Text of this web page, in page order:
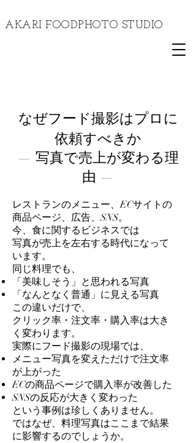
​AKARI FOODPHOTO STUDIO
なぜフード撮影はプロに
依頼すべきか
— 写真で売上が変わる理
由 —
レストランのメニュー、ECサイトの
商品ページ、広告、SNS。
今、食に関するビジネスでは
写真が売上を左右する時代になって
います。
同じ料理でも、
「美味しそう」と思われる写真
「なんとなく普通」に見える写真
この違いだけで、
クリック率・注文率・購入率は大き
く変わります。
実際にフード撮影の現場では、
メニュー写真を変えただけで注文率
が上がった
ECの商品ページで購入率が改善した
SNSの反応が大きく変わった
という事例は珍しくありません。
ではなぜ、料理写真はここまで結果
に影響するのでしょうか。